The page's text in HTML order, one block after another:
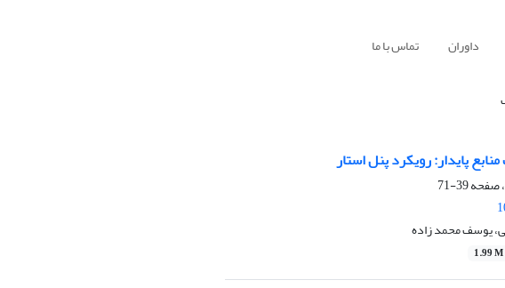
داوران تماس با ما
پایدار: رویکرد پنل استار
39-71
یوسف محمد زاده
1.99 M